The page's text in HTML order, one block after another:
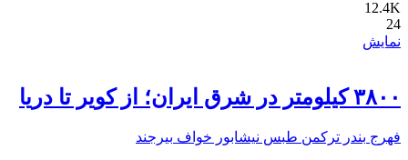
12.4K
24
نمایش
۳۸۰۰ کیلومتر در شرق ایران؛ از کویر تا دریا
فهرج بندر ترکمن طبس نیشابور خواف بیرجند